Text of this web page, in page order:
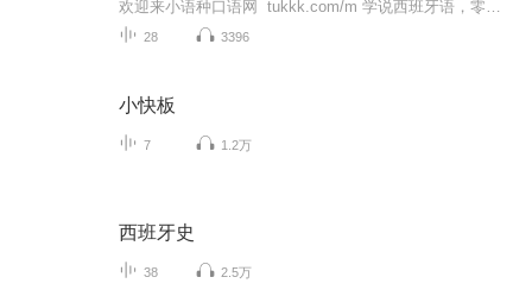
28 3396
小快板
7 1.2万
西班牙史
38 2.5万